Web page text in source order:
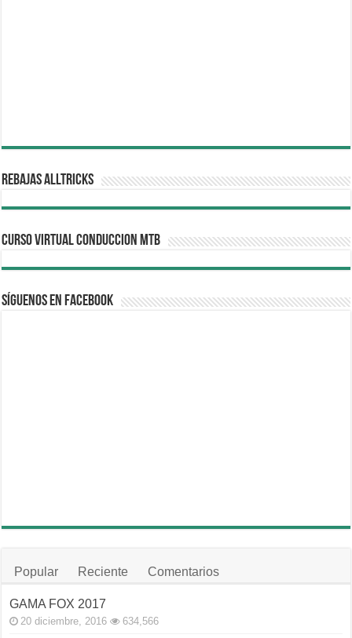
REBAJAS ALLTRICKS
CURSO VIRTUAL CONDUCCION MTB
Síguenos en Facebook
Popular Reciente Comentarios
GAMA FOX 2017
20 diciembre, 2016 634,566